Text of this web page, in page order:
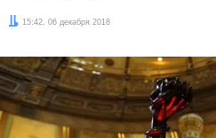
Дата:15:42, 06 декабря 2018